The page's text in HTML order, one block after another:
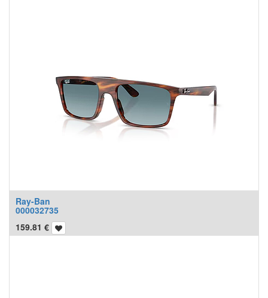
Ray-Ban
000032735
159.81 €